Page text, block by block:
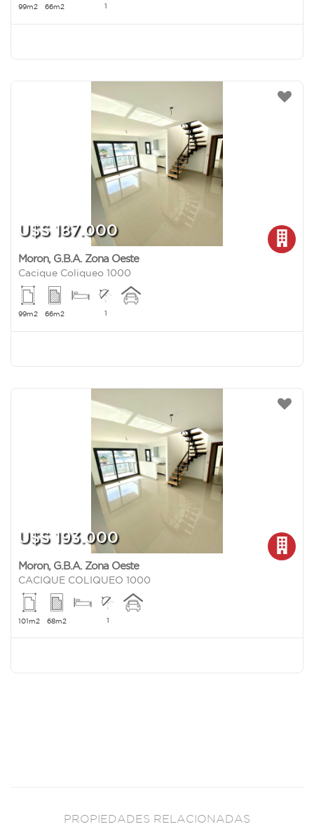
99m2 66m2 1
U$S 187.000
Moron, G.B.A. Zona Oeste
Cacique Coliqueo 1000
99m2 66m2 1
U$S 193.000
Moron, G.B.A. Zona Oeste
CACIQUE COLIQUEO 1000
101m2 68m2 1
PROPIEDADES RELACIONADAS